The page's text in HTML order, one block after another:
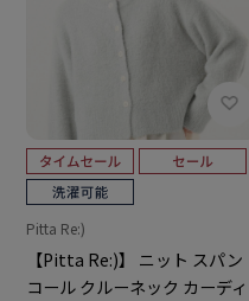
Pitta Re:)
【Pitta Re:)】 ニット スパン
コール クルーネック カーディ